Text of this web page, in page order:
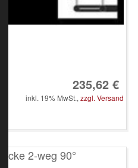
235,62 €
inkl. 19% MwSt., zzgl. Versand
Ecke 2-weg 90°